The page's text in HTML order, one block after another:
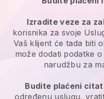
Izradite veze za
korisnika za svoje
Vaš klijent će tada biti
može dodati podatke
narudžbu za
Budite plaćeni
određenu uslugu,